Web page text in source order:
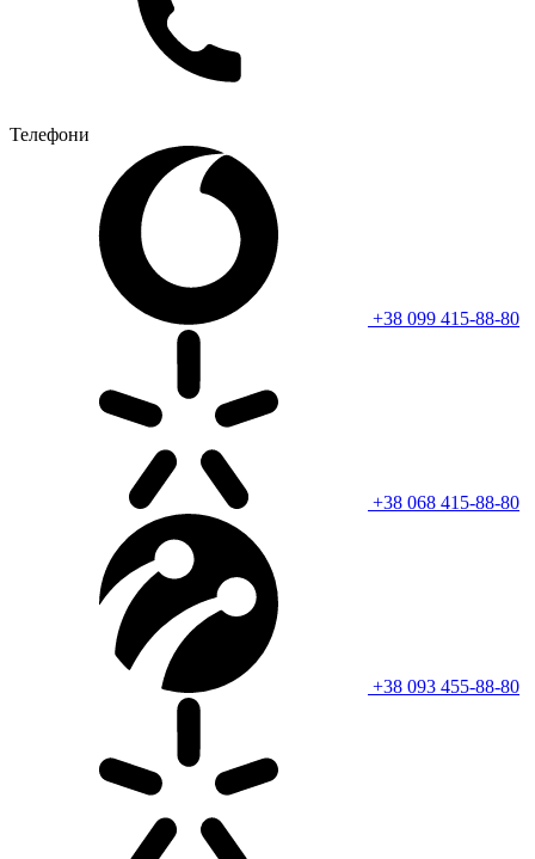
Телефони
+38 099 415-88-80
+38 068 415-88-80
+38 093 455-88-80